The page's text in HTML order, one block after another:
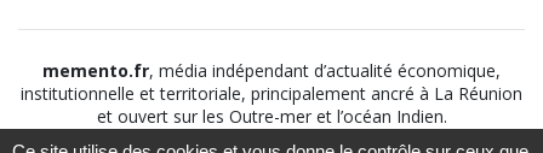
memento.fr, média indépendant d’actualité économique,
institutionnelle et territoriale, principalement ancré à La Réunion
et ouvert sur les Outre-mer et l’océan Indien.